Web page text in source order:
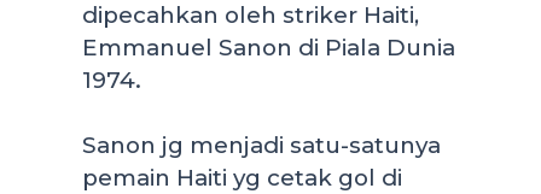
dipecahkan oleh striker Haiti,
Emmanuel Sanon di Piala Dunia
1974.
Sanon jg menjadi satu-satunya
pemain Haiti yg cetak gol di